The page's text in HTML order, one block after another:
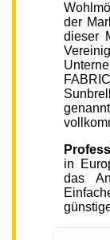
der
dieser
in
das